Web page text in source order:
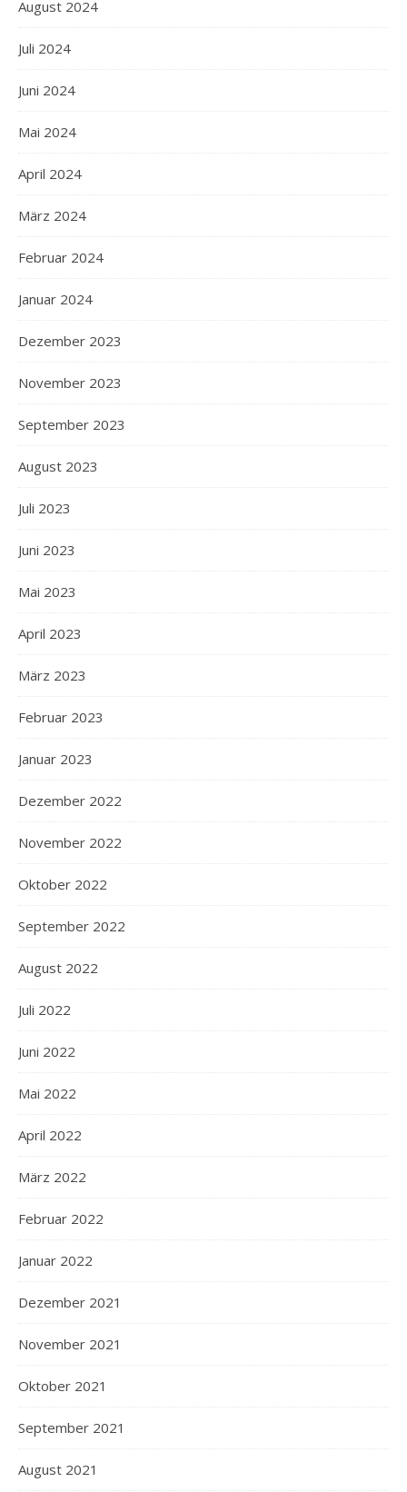
August 2024
Juli 2024
Juni 2024
Mai 2024
April 2024
März 2024
Februar 2024
Januar 2024
Dezember 2023
November 2023
September 2023
August 2023
Juli 2023
Juni 2023
Mai 2023
April 2023
März 2023
Februar 2023
Januar 2023
Dezember 2022
November 2022
Oktober 2022
September 2022
August 2022
Juli 2022
Juni 2022
Mai 2022
April 2022
März 2022
Februar 2022
Januar 2022
Dezember 2021
November 2021
Oktober 2021
September 2021
August 2021